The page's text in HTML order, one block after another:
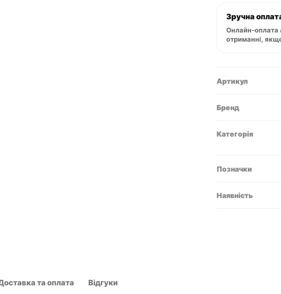
Зручна
Онлайн-оплата
отриманні,
Артикул
Бренд
Категорія
Позначки
Наявність
та оплата Відгуки